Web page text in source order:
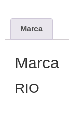
Marca
Marca
RIO